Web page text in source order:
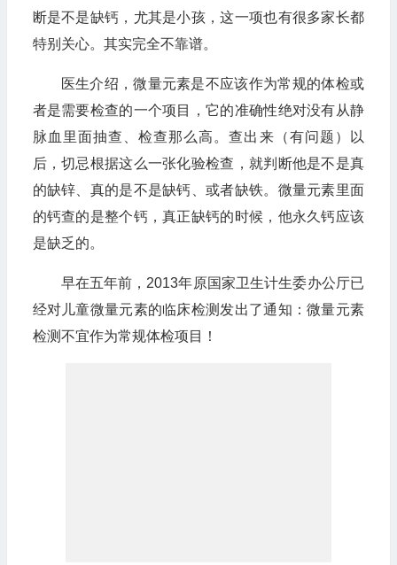
断是不是缺钙，尤其是小孩，这一项也有很多家长都
特别关心。其实完全不靠谱。
医生介绍，微量元素是不应该作为常规的体检或
者是需要检查的一个项目，它的准确性绝对没有从静
脉血里面抽查、检查那么高。查出来（有问题）以
后，切忌根据这么一张化验检查，就判断他是不是真
的缺锌、真的是不是缺钙、或者缺铁。微量元素里面
的钙查的是整个钙，真正缺钙的时候，他永久钙应该
是缺乏的。
早在五年前，2013年原国家卫生计生委办公厅已
经对儿童微量元素的临床检测发出了通知：微量元素
检测不宜作为常规体检项目！